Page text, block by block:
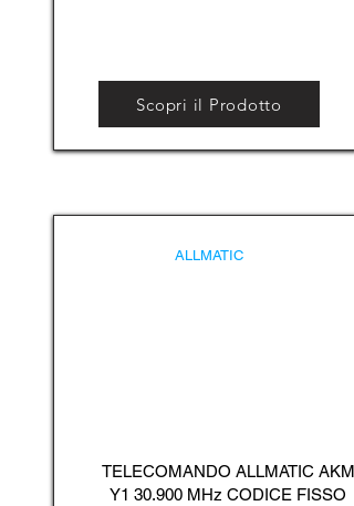
Scopri il Prodotto
ALLMATIC
TELECOMANDO ALLMATIC AKM
Y1 30.900 MHz CODICE FISSO